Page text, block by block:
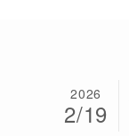
2026
2/19